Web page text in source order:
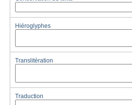
Hiéroglyphes
Translitération
Traduction